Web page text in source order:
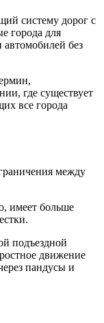
систему дорог с
города для
автомобилей без
где существует
все города
между
имеет больше
подъездной
движение
пандусы и